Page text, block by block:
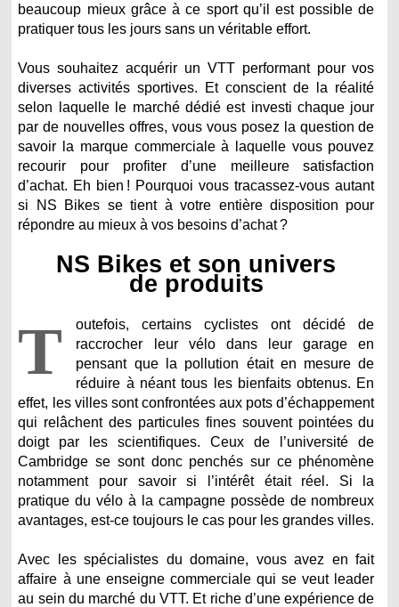
beaucoup mieux grâce à ce sport qu’il est possible de
pratiquer tous les jours sans un véritable effort.
Vous souhaitez acquérir un VTT performant pour vos
diverses activités sportives. Et conscient de la réalité
selon laquelle le marché dédié est investi chaque jour
par de nouvelles offres, vous vous posez la question de
savoir la marque commerciale à laquelle vous pouvez
recourir pour profiter d’une meilleure satisfaction
d’achat. Eh bien ! Pourquoi vous tracassez-vous autant
si NS Bikes se tient à votre entière disposition pour
répondre au mieux à vos besoins d’achat ?
NS Bikes et son univers
de produits
T
outefois, certains cyclistes ont décidé de
raccrocher leur vélo dans leur garage en
pensant que la pollution était en mesure de
réduire à néant tous les bienfaits obtenus. En
effet, les villes sont confrontées aux pots d’échappement
qui relâchent des particules fines souvent pointées du
doigt par les scientifiques. Ceux de l’université de
Cambridge se sont donc penchés sur ce phénomène
notamment pour savoir si l’intérêt était réel. Si la
pratique du vélo à la campagne possède de nombreux
avantages, est-ce toujours le cas pour les grandes villes.
Avec les spécialistes du domaine, vous avez en fait
affaire à une enseigne commerciale qui se veut leader
au sein du marché du VTT. Et riche d’une expérience de